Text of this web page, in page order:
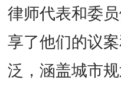
律师代表和委
享了他们的议
泛，涵盖城市